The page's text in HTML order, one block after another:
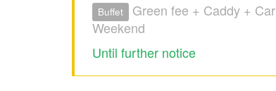
Buffet
Green fee + Caddy +
Weekend
Until further notice